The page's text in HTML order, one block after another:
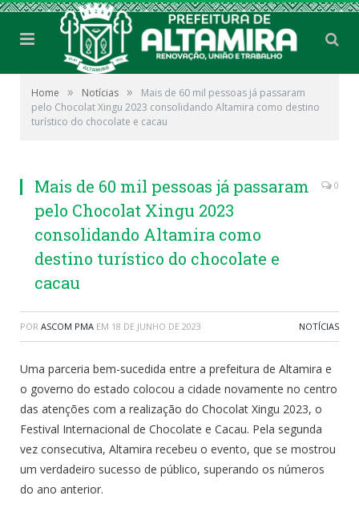
Home » Notícias »
Mais de 60 mil pessoas já passaram
pelo Chocolat Xingu 2023 consolidando Altamira como destino
turístico do chocolate e cacau
Mais de 60 mil pessoas já passaram
pelo Chocolat Xingu 2023
consolidando Altamira como
destino turístico do chocolate e
cacau
0
POR ASCOM PMA EM 18 DE JUNHO DE 2023 NOTÍCIAS
Uma parceria bem-sucedida entre a prefeitura de Altamira e
o governo do estado colocou a cidade novamente no centro
das atenções com a realização do Chocolat Xingu 2023, o
Festival Internacional de Chocolate e Cacau. Pela segunda
vez consecutiva, Altamira recebeu o evento, que se mostrou
um verdadeiro sucesso de público, superando os números
do ano anterior.